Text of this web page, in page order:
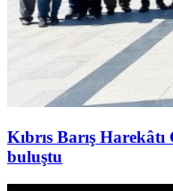
Kıbrıs Barış
buluştu